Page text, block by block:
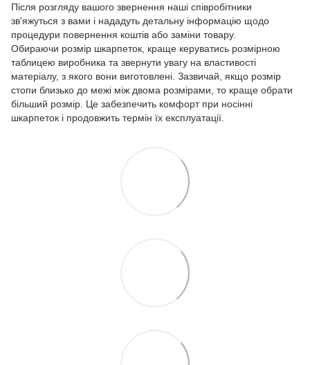
Після розгляду вашого звернення наші співробітники
зв'яжуться з вами і нададуть детальну інформацію щодо
процедури повернення коштів або заміни товару.
Обираючи розмір шкарпеток, краще керуватись розмірною
таблицею виробника та звернути увагу на властивості
матеріалу, з якого вони виготовлені. Зазвичай, якщо розмір
стопи близько до межі між двома розмірами, то краще обрати
більший розмір. Це забезпечить комфорт при носінні
шкарпеток і продовжить термін їх експлуатації.